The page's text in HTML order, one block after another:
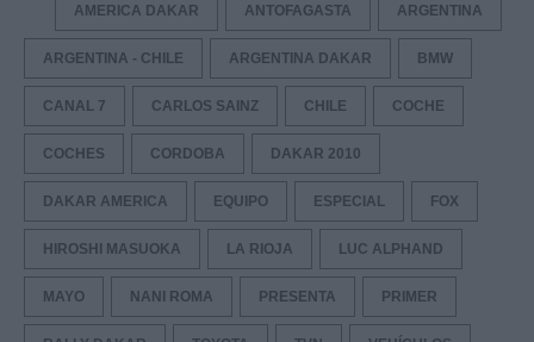
AMERICA DAKAR ANTOFAGASTA ARGENTINA
ARGENTINA - CHILE ARGENTINA DAKAR BMW
CANAL 7 CARLOS SAINZ CHILE COCHE
COCHES CORDOBA DAKAR 2010
DAKAR AMERICA EQUIPO ESPECIAL FOX
HIROSHI MASUOKA LA RIOJA LUC ALPHAND
MAYO NANI ROMA PRESENTA PRIMER